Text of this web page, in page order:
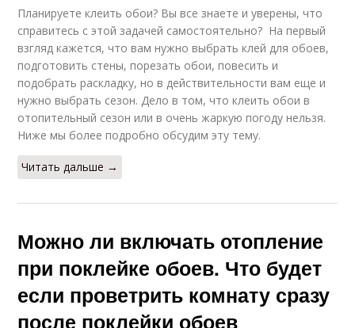
Планируете клеить обои? Вы все знаете и уверены, что
справитесь с этой задачей самостоятельно? На первый
взгляд кажется, что вам нужно выбрать клей для обоев,
подготовить стены, порезать обои, повесить и
подобрать раскладку, но в действительности вам еще и
нужно выбрать сезон. Дело в том, что клеить обои в
отопительный сезон или в очень жаркую погоду нельзя.
Ниже мы более подробно обсудим эту тему.
Читать дальше →
Можно ли включать отопление
при поклейке обоев. Что будет
если проветрить комнату сразу
после поклейки обоев